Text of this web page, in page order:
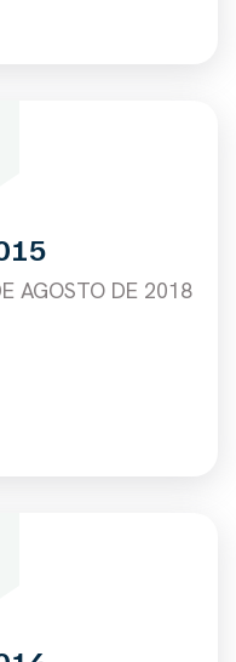
AGOSTO DE 2018